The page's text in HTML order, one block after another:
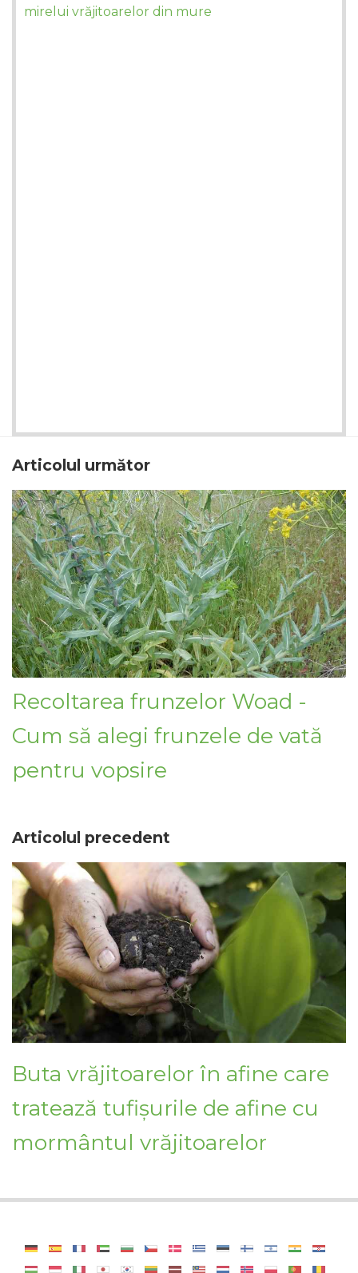
mirelui vrăjitoarelor din mure
Articolul următor
Recoltarea frunzelor Woad -
Cum să alegi frunzele de vată
pentru vopsire
Articolul precedent
Buta vrăjitoarelor în afine care
tratează tufișurile de afine cu
mormântul vrăjitoarelor